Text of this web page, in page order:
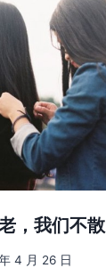
，我们不散
4 月 26 日